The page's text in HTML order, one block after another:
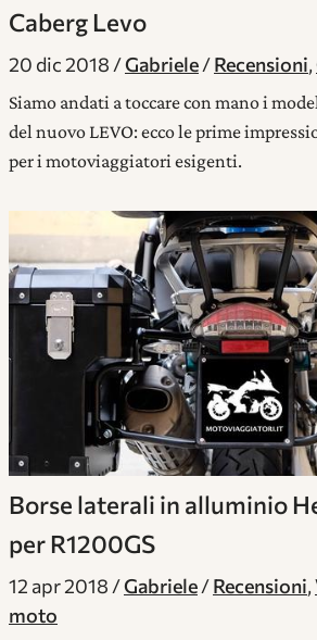
Caberg Levo
20 dic 2018 Gabriele Recensioni,
Siamo andati a toccare con mano i
del nuovo LEVO: ecco le prime
per i motoviaggiatori esigenti.
Borse laterali in alluminio
per R1200GS
12 apr 2018 Gabriele Recensioni,
moto